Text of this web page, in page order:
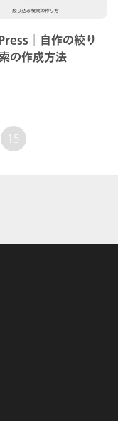
自作の絞り
の作成方法
15